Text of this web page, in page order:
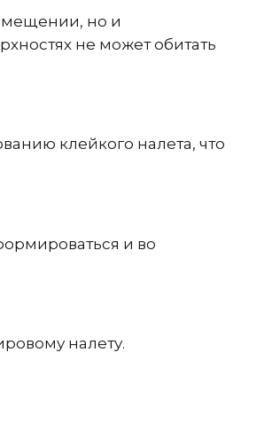
но и
не может обитать
клейкого налета, что
и во
налету.